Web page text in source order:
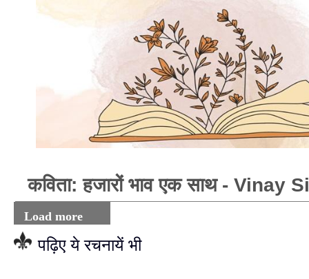
कविता: हजारों भाव एक साथ - Vinay
Load more
पढ़िए ये रचनायें भी